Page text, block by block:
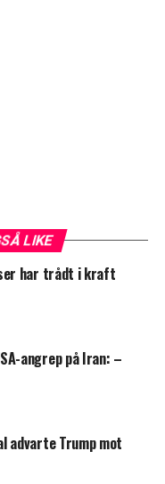
LIKE
har trådt i kraft
angrep på Iran: –
advarte Trump mot